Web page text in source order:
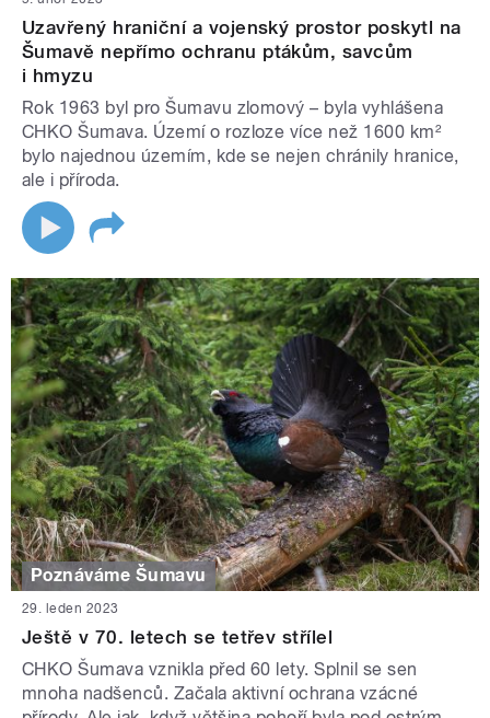
Uzavřený hraniční a vojenský prostor poskytl na
Šumavě nepřímo ochranu ptákům, savcům
i hmyzu
Rok 1963 byl pro Šumavu zlomový – byla vyhlášena
CHKO Šumava. Území o rozloze více než 1600 km²
bylo najednou územím, kde se nejen chránily hranice,
ale i příroda.
Poznáváme Šumavu
29. leden 2023
Ještě v 70. letech se tetřev střílel
CHKO Šumava vznikla před 60 lety. Splnil se sen
mnoha nadšenců. Začala aktivní ochrana vzácné